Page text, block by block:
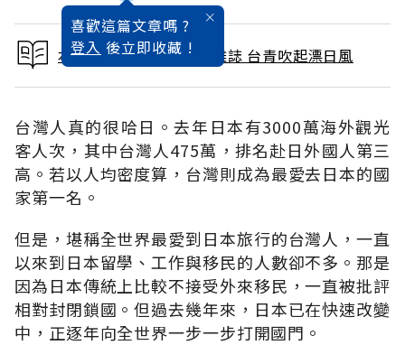
喜歡這篇文章嗎 ?
登入 後立即收藏 !
本文出自 2019 / 5月號雜誌 台青吹起漂日風
台灣人真的很哈日。去年日本有3000萬海外觀光
客人次，其中台灣人475萬，排名赴日外國人第三
高。若以人均密度算，台灣則成為最愛去日本的國
家第一名。
但是，堪稱全世界最愛到日本旅行的台灣人，一直
以來到日本留學、工作與移民的人數卻不多。那是
因為日本傳統上比較不接受外來移民，一直被批評
相對封閉鎖國。但過去幾年來，日本已在快速改變
中，正逐年向全世界一步一步打開國門。